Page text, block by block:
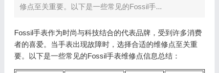
修点至关重要。以下是一些常见的Fossil手...
Fossil手表作为时尚与科技结合的代表品牌，受到许多消费
者的喜爱。当手表出现故障时，选择合适的维修点至关重
要。以下是一些常见的Fossil手表维修点信息总结：